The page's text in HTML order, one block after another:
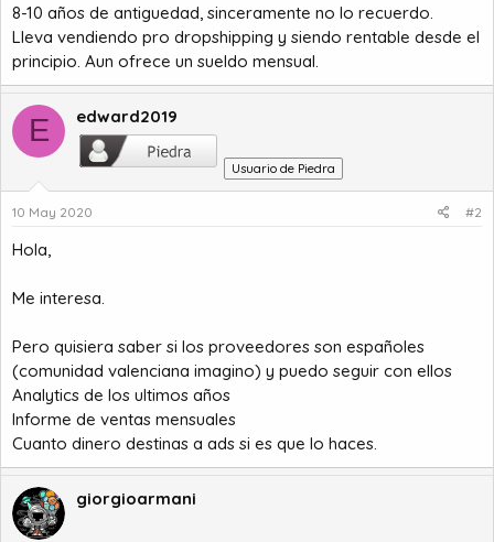
8-10 años de antiguedad, sinceramente no lo recuerdo.
Lleva vendiendo pro dropshipping y siendo rentable desde el
principio. Aun ofrece un sueldo mensual.
E edward2019
Usuario de Piedra
10 May 2020 #2
Hola,
Me interesa.
Pero quisiera saber si los proveedores son españoles
(comunidad valenciana imagino) y puedo seguir con ellos
Analytics de los ultimos años
Informe de ventas mensuales
Cuanto dinero destinas a ads si es que lo haces.
giorgioarmani